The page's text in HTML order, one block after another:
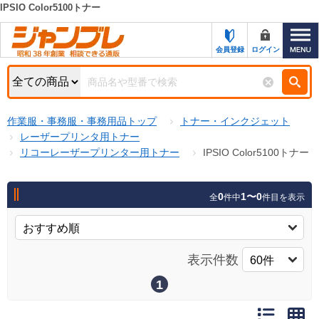
カテゴリー一覧
お知らせ
特集・キャンペーン一覧
初めての方へ
お問い合わせ
新規登録キャンペーン
キーワード検索
検索条件
商品カテゴリから選ぶ
商品ステータスで絞る
キャンペーン
IPSIO Color5100トナー
会員登録 ログイン
作業服・事務服・事務用品トップ
トナー・インクジェット
レーザープリンタ用トナー
リコーレーザープリンター用トナー
IPSIO Color5100トナー
全0件中1〜0件目を表示
表示件数
1